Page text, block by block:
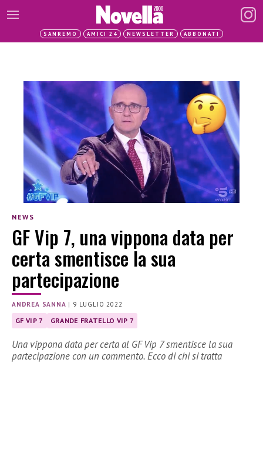
SANREMO AMICI 24 NEWSLETTER ABBONATI
NEWS
GF Vip 7, una vippona data per
certa smentisce la sua
partecipazione
ANDREA SANNA | 9 LUGLIO 2022
GF VIP 7 GRANDE FRATELLO VIP 7
Una vippona data per certa al GF Vip 7 smentisce la sua
partecipazione con un commento. Ecco di chi si tratta